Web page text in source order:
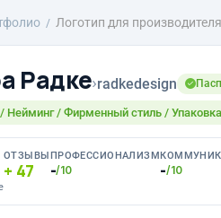
Логотип для
Радке›radkedesign
Нейминг / Фирменный стиль /
ОТЗЫВЫ
47
ПРОФЕССИОНАЛИЗМ
-/10 -/10